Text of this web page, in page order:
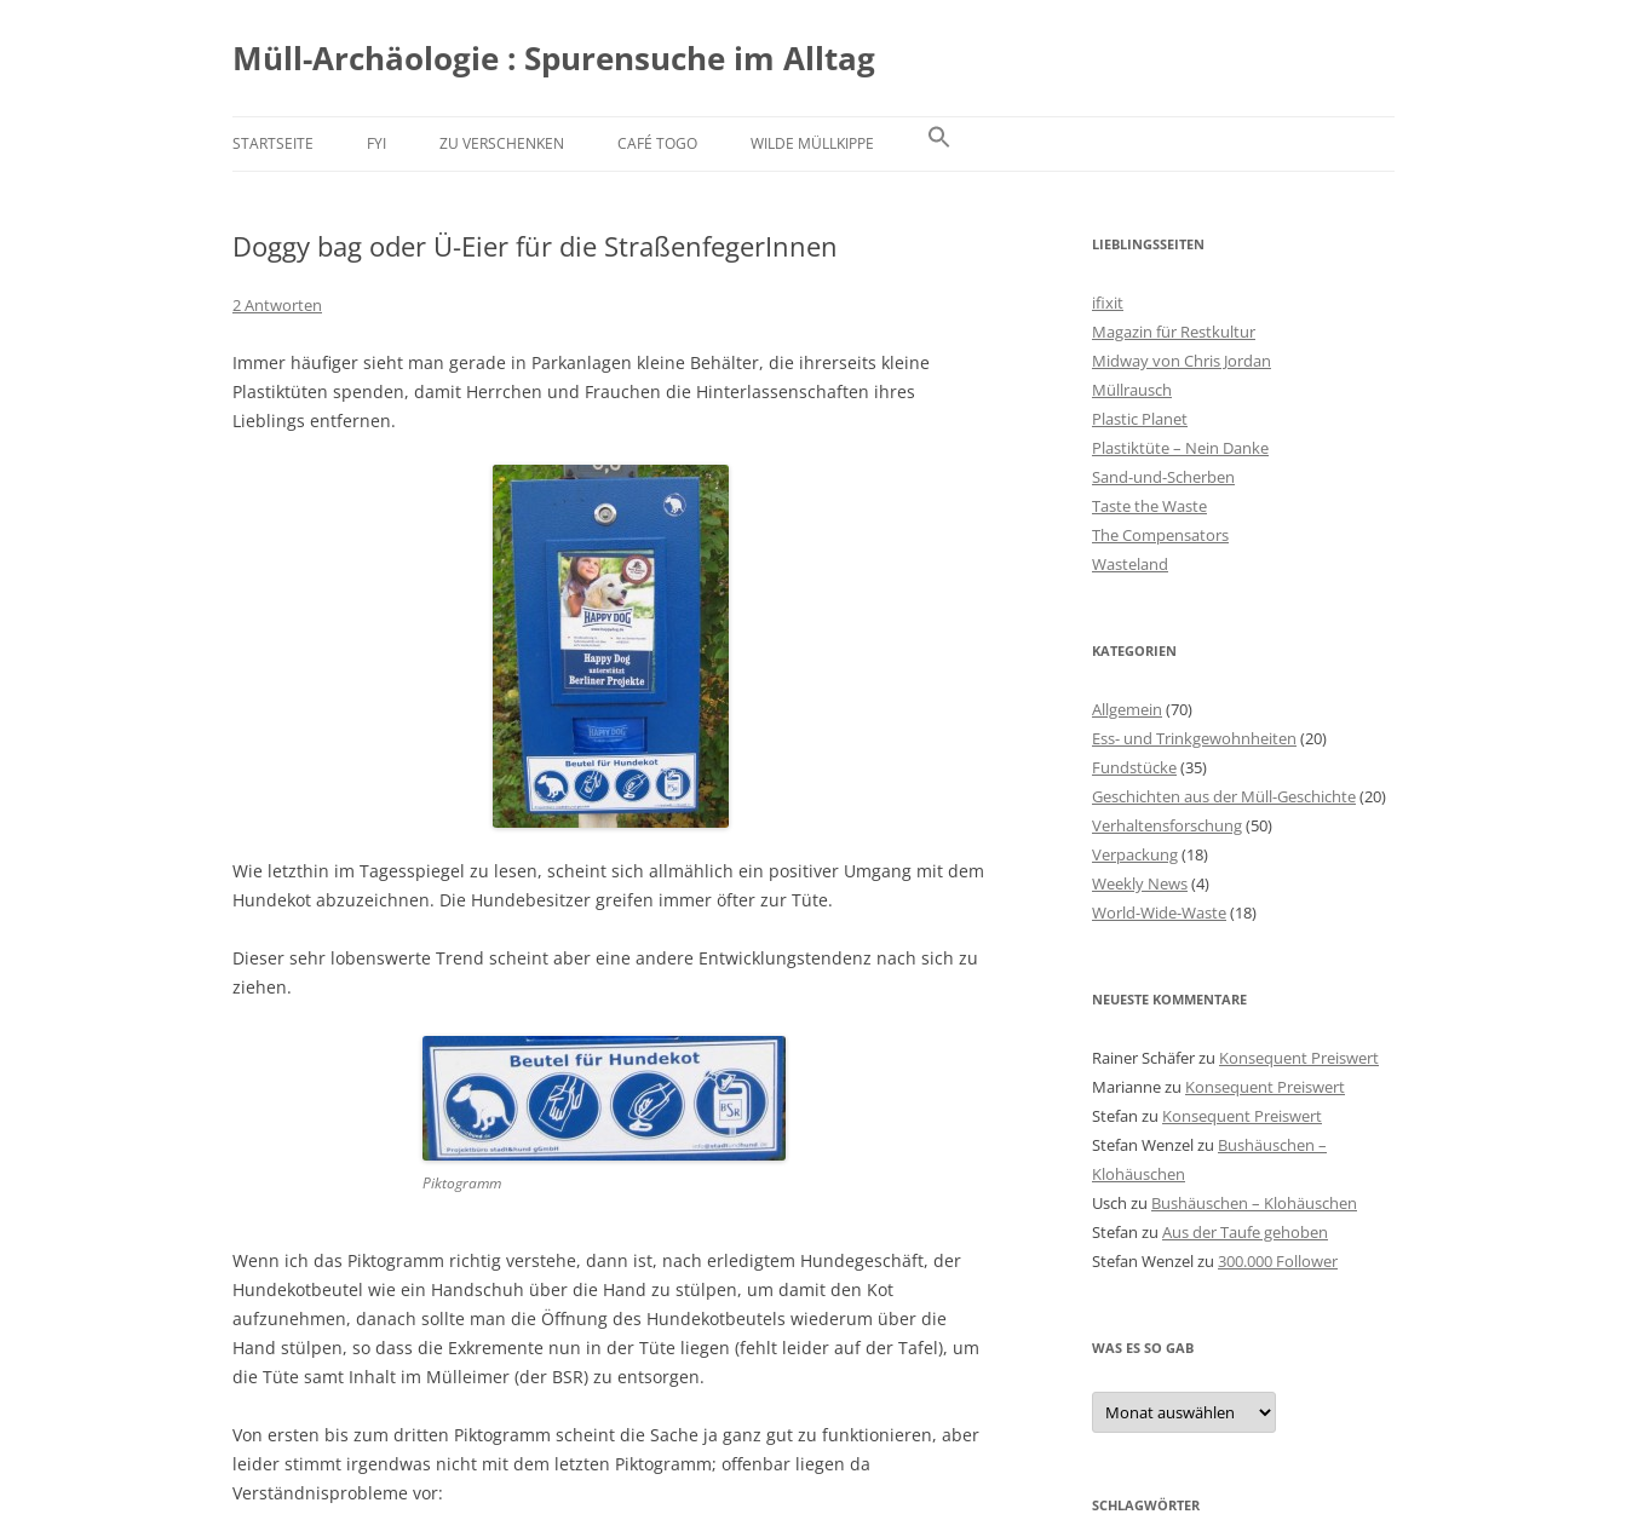
springen
Müll-Archäologie : Spurensuche im Alltag
STARTSEITE FYI ZU VERSCHENKEN CAFÉ TOGO WILDE MÜLLKIPPE
Doggy bag oder Ü-Eier für die StraßenfegerInnen
2 Antworten
Immer häufiger sieht man gerade in Parkanlagen kleine Behälter, die ihrerseits kleine
Plastiktüten spenden, damit Herrchen und Frauchen die Hinterlassenschaften ihres
Lieblings entfernen.
Wie letzthin im Tagesspiegel zu lesen, scheint sich allmählich ein positiver Umgang mit dem
Hundekot abzuzeichnen. Die Hundebesitzer greifen immer öfter zur Tüte.
Dieser sehr lobenswerte Trend scheint aber eine andere Entwicklungstendenz nach sich zu
ziehen.
Piktogramm
Wenn ich das Piktogramm richtig verstehe, dann ist, nach erledigtem Hundegeschäft, der
Hundekotbeutel wie ein Handschuh über die Hand zu stülpen, um damit den Kot
aufzunehmen, danach sollte man die Öffnung des Hundekotbeutels wiederum über die
Hand stülpen, so dass die Exkremente nun in der Tüte liegen (fehlt leider auf der Tafel), um
die Tüte samt Inhalt im Mülleimer (der BSR) zu entsorgen.
Von ersten bis zum dritten Piktogramm scheint die Sache ja ganz gut zu funktionieren, aber
leider stimmt irgendwas nicht mit dem letzten Piktogramm; offenbar liegen da
Verständnisprobleme vor:
LIEBLINGSSEITEN
ifixit
Magazin für Restkultur
Midway von Chris Jordan
Müllrausch
Plastic Planet
Plastiktüte – Nein Danke
Sand-und-Scherben
Taste the Waste
The Compensators
Wasteland
KATEGORIEN
Allgemein (70)
Ess- und Trinkgewohnheiten (20)
Fundstücke(35)
Geschichten aus der Müll-Geschichte(20)
Verhaltensforschung(50)
Verpackung(18)
Weekly News(4)
World-Wide-Waste(18)
NEUESTE KOMMENTARE
Rainer Schäferzu Konsequent Preiswert
Mariannezu Konsequent Preiswert
Stefan zu Konsequent Preiswert
Stefan Wenzelzu Bushäuschen –
Klohäuschen
Usch zu Bushäuschen – Klohäuschen
Stefan zu Aus der Taufe gehoben
Stefan Wenzelzu 300.000 Follower
WAS ES SO GAB
Was
es
so
SCHLAGWÖRTER